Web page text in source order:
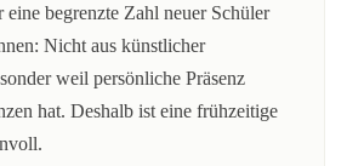
begrenzte Zahl neuer Schüler
Nicht aus künstlicher
weil persönliche Präsenz
hat. Deshalb ist eine frühzeitige